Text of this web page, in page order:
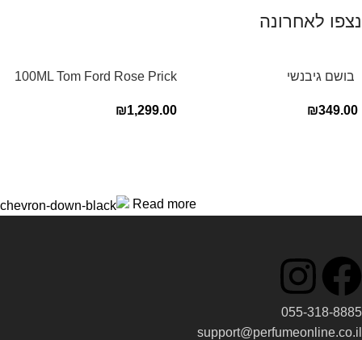
נצפו לאחרונה
‏ בושם גיבנשי
E.D.P 80ml ‏
₪349.00
100ML Tom Ford Rose Prick
₪1,299.00
Read more
055-318-8885
support@perfumeonline.co.il